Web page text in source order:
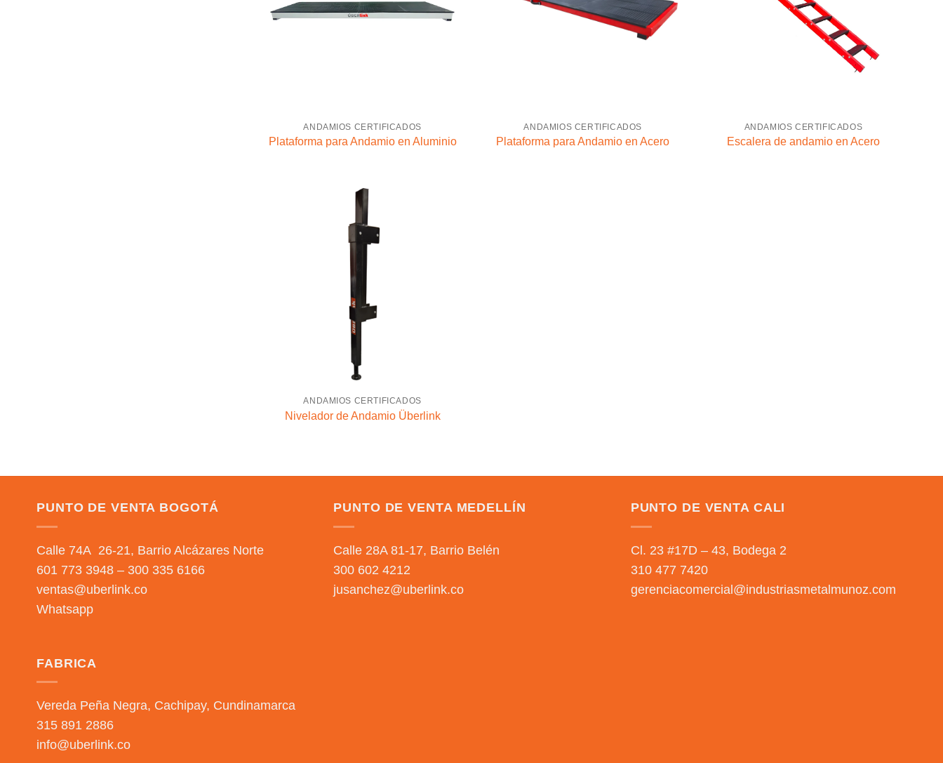
ANDAMIOS CERTIFICADOS
Plataforma para Andamio en Aluminio
ANDAMIOS CERTIFICADOS
Plataforma para Andamio en Acero
ANDAMIOS CERTIFICADOS
Escalera de andamio en Acero
ANDAMIOS CERTIFICADOS
Nivelador de Andamio Überlink
PUNTO DE VENTA BOGOTÁ
Calle 74A 26-21, Barrio Alcázares Norte
601 773 3948 – 300 335 6166
ventas@uberlink.co
Whatsapp
PUNTO DE VENTA MEDELLÍN
Calle 28A 81-17, Barrio Belén
300 602 4212
jusanchez@uberlink.co
PUNTO DE VENTA CALI
Cl. 23 #17D – 43, Bodega 2
310 477 7420
gerenciacomercial@industriasmetalmunoz.com
FABRICA
Vereda Peña Negra, Cachipay, Cundinamarca
315 891 2886
info@uberlink.co